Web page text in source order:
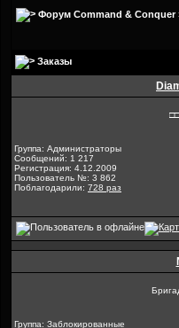
Форум Command & Conquer
Заказы
Группа: Администраторы
Сообщений: 1 217
Регистрация: 4.12.2009
Пользователь №: 3 862
Поблагодарили: 728 раз
Группа: Заблокированные